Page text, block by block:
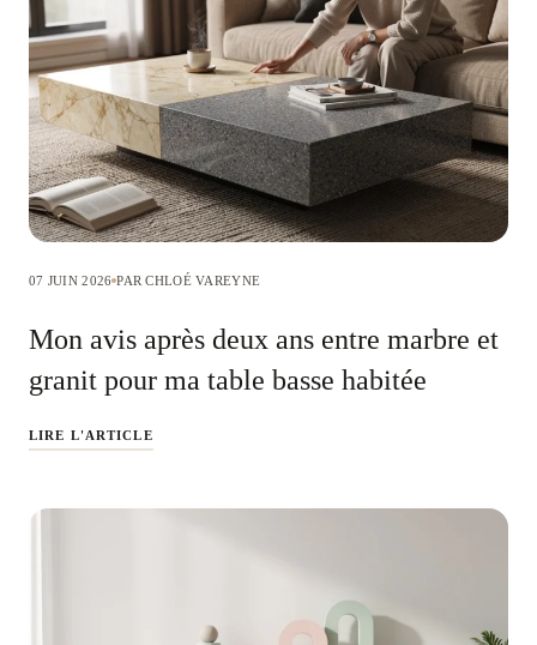
07 JUIN 2026 PAR CHLOÉ VAREYNE
Mon avis après deux ans entre marbre et
granit pour ma table basse habitée
LIRE L'ARTICLE